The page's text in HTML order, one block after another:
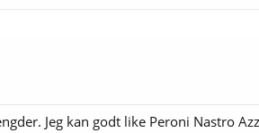
Jeg kan godt like Peroni Nastro